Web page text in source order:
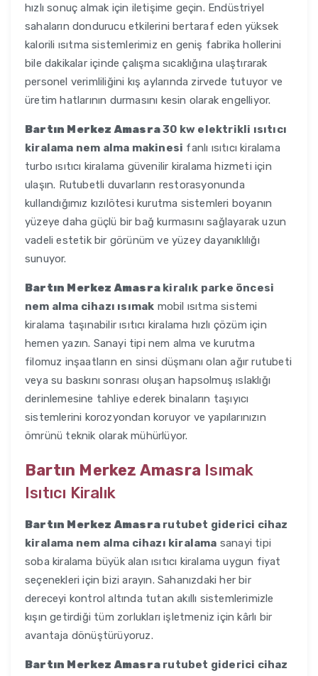
hızlı sonuç almak için iletişime geçin. Endüstriyel
sahaların dondurucu etkilerini bertaraf eden yüksek
kalorili ısıtma sistemlerimiz en geniş fabrika hollerini
bile dakikalar içinde çalışma sıcaklığına ulaştırarak
personel verimliliğini kış aylarında zirvede tutuyor ve
üretim hatlarının durmasını kesin olarak engelliyor.
Bartın Merkez Amasra30 kw elektrikli ısıtıcı
kiralama nem alma makinesi fanlı ısıtıcı kiralama
turbo ısıtıcı kiralama güvenilir kiralama hizmeti için
ulaşın. Rutubetli duvarların restorasyonunda
kullandığımız kızılötesi kurutma sistemleri boyanın
yüzeye daha güçlü bir bağ kurmasını sağlayarak uzun
vadeli estetik bir görünüm ve yüzey dayanıklılığı
sunuyor.
Bartın Merkez Amasra kiralık parke öncesi
nem alma cihazı ısımak mobil ısıtma sistemi
kiralama taşınabilir ısıtıcı kiralama hızlı çözüm için
hemen yazın. Sanayi tipi nem alma ve kurutma
filomuz inşaatların en sinsi düşmanı olan ağır rutubeti
veya su baskını sonrası oluşan hapsolmuş ıslaklığı
derinlemesine tahliye ederek binaların taşıyıcı
sistemlerini korozyondan koruyor ve yapılarınızın
ömrünü teknik olarak mühürlüyor.
Bartın Merkez Amasra Isımak
Isıtıcı Kiralık
Bartın Merkez Amasra rutubet giderici cihaz
kiralama nem alma cihazı kiralama sanayi tipi
soba kiralama büyük alan ısıtıcı kiralama uygun fiyat
seçenekleri için bizi arayın. Sahanızdaki her bir
dereceyi kontrol altında tutan akıllı sistemlerimizle
kışın getirdiği tüm zorlukları işletmeniz için kârlı bir
avantaja dönüştürüyoruz.
Bartın Merkez Amasra rutubet giderici cihaz